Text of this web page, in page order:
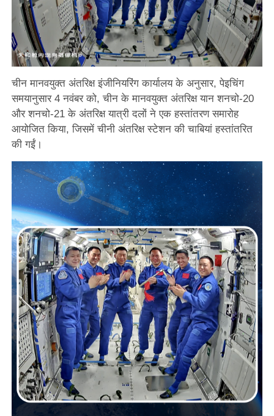
चीन मानवयुक्त अंतरिक्ष इंजीनियरिंग कार्यालय के अनुसार, पेइचिंग
समयानुसार 4 नवंबर को, चीन के मानवयुक्त अंतरिक्ष यान शनचो-20
और शनचो-21 के अंतरिक्ष यात्री दलों ने एक हस्तांतरण समारोह
आयोजित किया, जिसमें चीनी अंतरिक्ष स्टेशन की चाबियां हस्तांतरित
की गईं।